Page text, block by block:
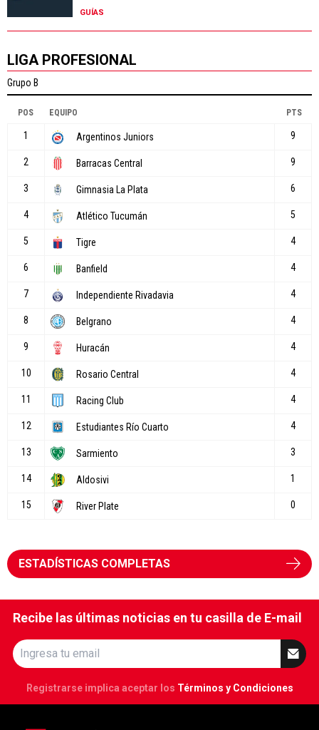
GUÍAS
LIGA PROFESIONAL
ESTADÍSTICAS COMPLETAS
Recibe las últimas noticias en tu casilla de E-mail
Registrarse implica aceptar los Términos y Condiciones